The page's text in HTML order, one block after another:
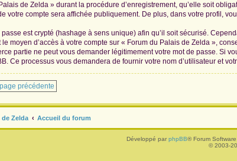
de Zelda » durant la procédure d’enregistrement, qu’elle soit
votre compte sera affichée publiquement. De plus, dans votre profil,
passe est crypté (hashage à sens unique) afin qu’il soit sécurisé.
le moyen d’accès à votre compte sur « Forum du Palais de Zelda »,
partie ne peut vous demander légitimement votre mot de passe. Si
Ce processus vous demandera de fournir votre nom d’utilisateur et
précédente
de Zelda Accueil du forum
Développé par phpBB® Forum
© 2003-